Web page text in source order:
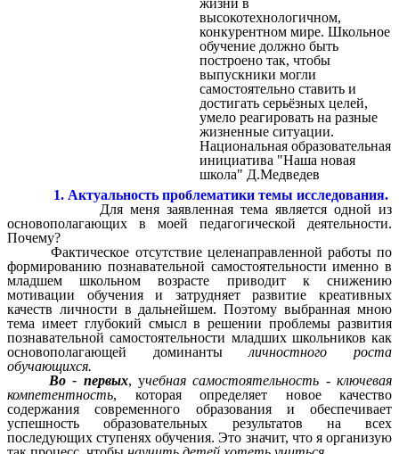
жизни в
высокотехнологичном,
конкурентном мире. Школьное
обучение должно быть
построено так, чтобы
выпускники могли
самостоятельно ставить и
достигать серьёзных целей,
умело реагировать на разные
жизненные ситуации.
Национальная образовательная
инициатива "Наша новая
школа" Д.Медведев
1. Актуальность проблематики темы исследования.
Для меня заявленная тема является одной из
основополагающих в моей педагогической деятельности.
Почему?
Фактическое отсутствие целенаправленной работы по
формированию познавательной самостоятельности именно в
младшем школьном возрасте приводит к снижению
мотивации обучения и затрудняет развитие креативных
качеств личности в дальнейшем. Поэтому выбранная мною
тема имеет глубокий смысл в решении проблемы развития
познавательной самостоятельности младших школьников как
основополагающей доминантыличностного роста
обучающихся.
Во - первых, учебная самостоятельность - ключевая
компетентность, которая определяет новое качество
содержания современного образования и обеспечивает
успешность образовательных результатов на всех
последующих ступенях обучения. Это значит, что я организую